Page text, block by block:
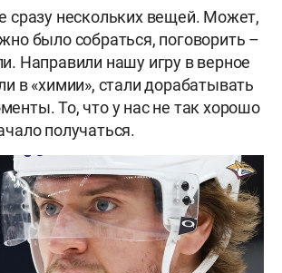
сразу нескольких вещей. Может,
было собраться, поговорить –
Направили нашу игру в верное
в «химии», стали дорабатывать
То, что у нас не так хорошо
получаться.